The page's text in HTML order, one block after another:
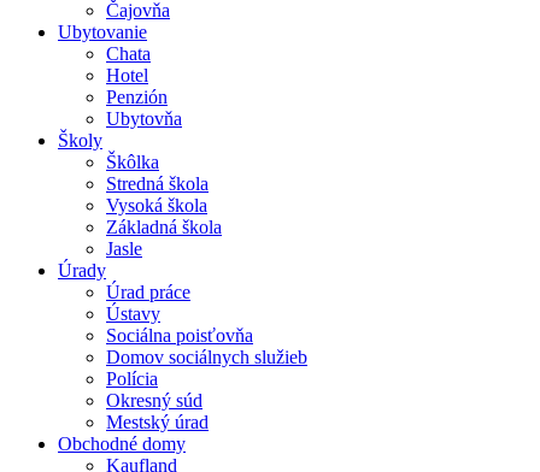
Čajovňa
Ubytovanie
Chata
Hotel
Penzión
Ubytovňa
Školy
Škôlka
Stredná škola
Vysoká škola
Základná škola
Jasle
Úrady
Úrad práce
Ústavy
Sociálna poisťovňa
Domov sociálnych služieb
Polícia
Okresný súd
Mestský úrad
Obchodné domy
Kaufland